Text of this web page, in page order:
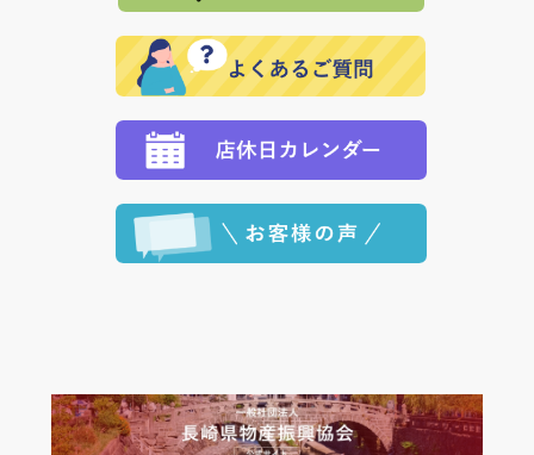
で、 それぞれ個別に送料が必要になります。
願いいたします。
※「クレジットカード」「PayPay」「楽天ペイ」を指
定された場合は、準備出来次第の便にてお送りいたし
ます。 （到着日指定をされている場合は、ご指定の日
程に合わせてお届けいたします。）